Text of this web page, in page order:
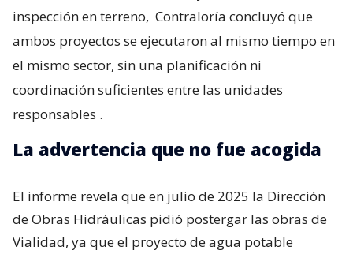
inspección en terreno, Contraloría concluyó que
ambos proyectos se ejecutaron al mismo tiempo en
el mismo sector, sin una planificación ni
coordinación suficientes entre las unidades
responsables .
La advertencia que no fue acogida
El informe revela que en julio de 2025 la Dirección
de Obras Hidráulicas pidió postergar las obras de
Vialidad, ya que el proyecto de agua potable